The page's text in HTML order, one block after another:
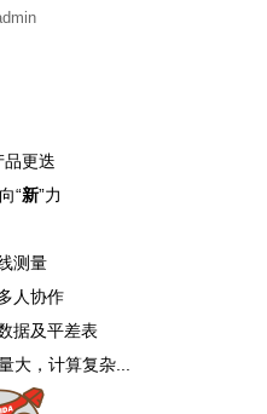
品更迭
“新”力
测量
人协作
据及平差表
大，计算复杂...